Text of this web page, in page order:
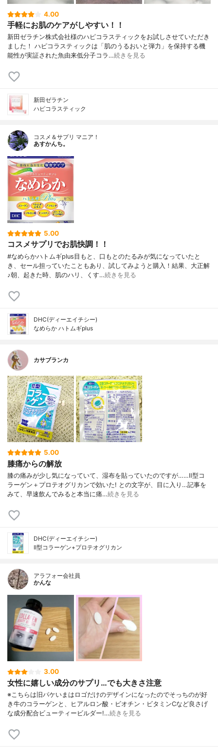
4.00
手軽にお肌のケアがしやすい！！
新田ゼラチン株式会社様のハピコラスティックをお試しさせていただき
ました！ ハピコラスティックは「肌のうるおいと弾力」を保持する機
能性が実証された魚由来低分子コラ…続きを見る
新田ゼラチン
ハピコラスティック
コスメ＆サプリ マニア！
あすかんち。
5.00
コスメサプリでお肌快調！！
#なめらかハトムギplus目もと、口もとのたるみが気になっていたと
き、セール担っていたこともあり、試してみようと購入！結果、大正解
♪朝、起きた時、肌のハリ、くす…続きを見る
DHC(ディーエイチシー)
なめらか ハトムギplus
カサブランカ
5.00
膝痛からの解放
膝の痛みが少し気になっていて、湿布を貼っていたのですが……Ⅱ型コ
ラーゲン＋プロテオグリカンで効いた! との文字が、目に入り…記事を
みて、早速飲んでみると本当に痛…続きを見る
DHC(ディーエイチシー)
II型コラーゲン+プロテオグリカン
アラフォー会社員
かんな
3.00
女性に嬉しい成分のサプリ…でも大きさ注意
※こちらは旧パケいまはロゴだけのデザインになったのでそっちのが好
き牛のコラーゲンと、ヒアルロン酸・ビオチン・ビタミンCなど良さげ
な成分配合ビューティービルダー!…続きを見る